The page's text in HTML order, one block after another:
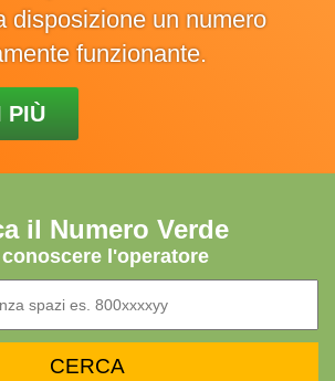
disposizione un numero
funzionante.
PIÙ
il Numero Verde
l'operatore